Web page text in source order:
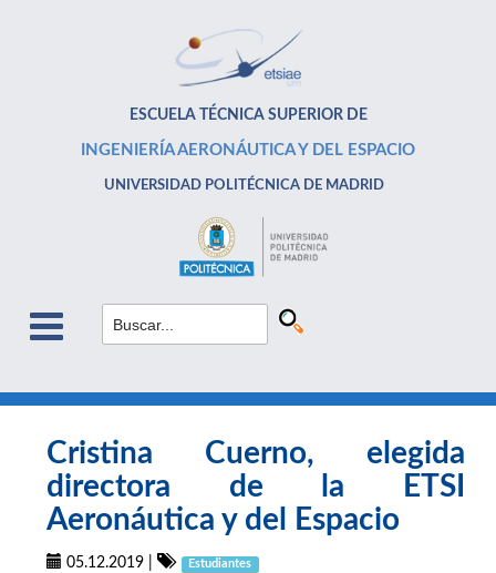
ESCUELA TÉCNICA SUPERIOR DE
INGENIERÍA AERONÁUTICA Y DEL ESPACIO
UNIVERSIDAD POLITÉCNICA DE MADRID
Cristina Cuerno, elegida
directora de la ETSI
Aeronáutica y del Espacio
05.12.2019 Estudiantes